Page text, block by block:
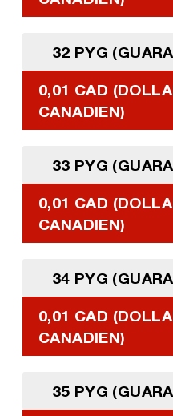
32 PYG
0,01 CAD
CANADIEN)
33 PYG
0,01 CAD
CANADIEN)
34 PYG
0,01 CAD
CANADIEN)
35 PYG